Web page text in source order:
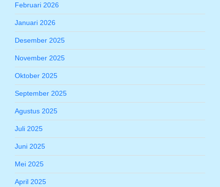
Februari 2026
Januari 2026
Desember 2025
November 2025
Oktober 2025
September 2025
Agustus 2025
Juli 2025
Juni 2025
Mei 2025
April 2025